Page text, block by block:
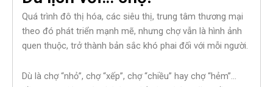
Quá trình đô thị hóa, các siêu thị, trung tâm thương mại
theo đó phát triển mạnh mẽ, nhưng chợ vẫn là hình ảnh
quen thuộc, trở thành bản sắc khó phai đối với mỗi người.
Dù là chợ “nhỏ”, chợ “xếp”, chợ “chiều” hay chợ “hẻm”…